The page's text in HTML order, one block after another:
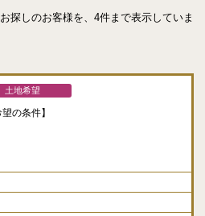
探しのお客様を、4件まで表示していま
土地希望
望の条件】